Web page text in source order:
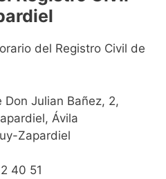
del Registro Civil de
Don Julian Bañez, 2,
Ávila
Zapardiel
40 51